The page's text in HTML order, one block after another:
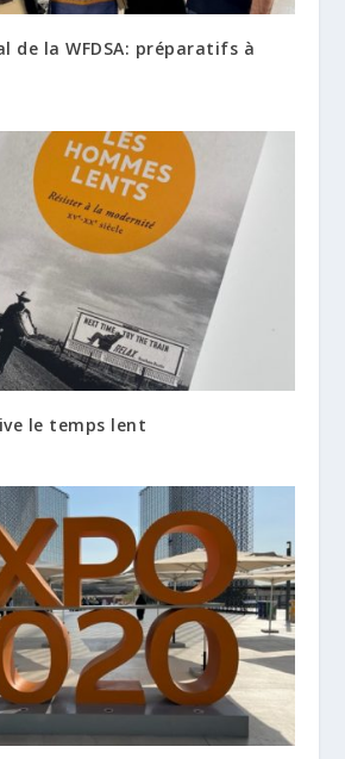
de la WFDSA: préparatifs à
le temps lent